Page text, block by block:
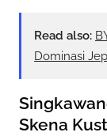
Read also:
Dominasi
Skena